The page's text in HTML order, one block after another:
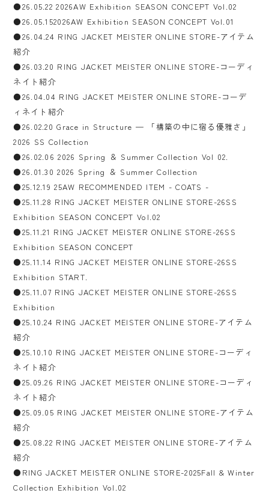
●26.05.22 2026AW Exhibition SEASON CONCEPT Vol.02
●26.05.152026AW Exhibition SEASON CONCEPT Vol.01
●26.04.24 RING JACKET MEISTER ONLINE STORE-アイテム
紹介
●26.03.20 RING JACKET MEISTER ONLINE STORE-コーディ
ネイト紹介
●26.04.04 RING JACKET MEISTER ONLINE STORE-コーデ
ィネイト紹介
●26.02.20 Grace in Structure — 「構築の中に宿る優雅さ」
2026 SS Collection
●26.02.06 2026 Spring ＆ Summer Collection Vol 02.
●26.01.30 2026 Spring ＆ Summer Collection
●25.12.19 25AW RECOMMENDED ITEM - COATS -
●25.11.28 RING JACKET MEISTER ONLINE STORE-26SS
Exhibition SEASON CONCEPT Vol.02
●25.11.21 RING JACKET MEISTER ONLINE STORE-26SS
Exhibition SEASON CONCEPT
●25.11.14 RING JACKET MEISTER ONLINE STORE-26SS
Exhibition START.
●25.11.07 RING JACKET MEISTER ONLINE STORE-26SS
Exhibition
●25.10.24 RING JACKET MEISTER ONLINE STORE-アイテム
紹介
●25.10.10 RING JACKET MEISTER ONLINE STORE-コーディ
ネイト紹介
●25.09.26 RING JACKET MEISTER ONLINE STORE-コーディ
ネイト紹介
●25.09.05 RING JACKET MEISTER ONLINE STORE-アイテム
紹介
●25.08.22 RING JACKET MEISTER ONLINE STORE-アイテム
紹介
●RING JACKET MEISTER ONLINE STORE-2025Fall & Winter
Collection Exhibition Vol.02